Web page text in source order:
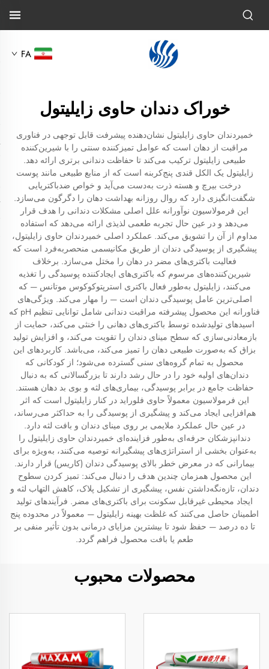
FA
خوراک دندان حاوی زایلیتول
خمیردندان حاوی زایلیتول نشان‌دهنده پیشرفت قابل توجهی در فناوری
مراقبت از دهان است که عوامل تمیزکننده سنتی را با شیرین‌کننده
طبیعی زایلیتول ترکیب می‌کند تا حفاظت دندانی برتری ارائه دهد.
زایلیتول یک الکل قندی پنج‌کربنه است که از منابع طبیعی مانند پوست
درخت بیرچ و هسته ذرت به‌دست می‌آید و خواص ضدباکتریایی
شگفت‌انگیزی دارد که روال روزانه بهداشت دهان را دگرگون می‌سازد.
این فرمولاسیون نوآورانه علل اصلی مشکلات دندانی را هدف قرار
می‌دهد و در عین حال تجربه طعمی لذیذی ارائه می‌دهد که استفاده
مداوم از آن را تشویق می‌کند. عملکرد اصلی خمیردندان حاوی زایلیتول،
پیشگیری از پوسیدگی دندان از طریق مکانیسمی منحصربه‌فرد است که
فعالیت باکتری‌های مضر در دهان را مختل می‌سازد. برخلاف
شیرین‌کننده‌های مرسوم که باکتری‌های ایجادکننده پوسیدگی را تغذیه
می‌کنند، زایلیتول به‌طور فعال باکتری استرپتوکوکوس موتانس — که
اصلی‌ترین عامل پوسیدگی دندان است — را مهار می‌کند. ویژگی‌های
فناورانه این محصول پیشرفته مراقبت دندانی شامل توانایی تنظیم pH که
اسیدهای تولیدشده توسط باکتری‌های دهانی را خنثی می‌کند، حمایت از
بازمعادنی‌سازی که سطح مینای دندان را تقویت می‌کند، و افزایش تولید
بزاق که به‌صورت طبیعی دهان را تمیز می‌کند، می‌باشد. کاربردهای این
محصول به تمام گروه‌های سنی گسترده می‌شود؛ از کودکانی که
دندان‌های اولیه خود را در حال رشد دارند تا بزرگسالانی که به دنبال
حفاظت جامع در برابر پوسیدگی، بیماری‌های لثه و بوی بد دهان هستند.
این فرمولاسیون معمولاً حاوی فلوراید در کنار زایلیتول است که اثر
هم‌افزایی ایجاد می‌کند و پیشگیری از پوسیدگی را به حداکثر می‌رساند،
در عین حال عملکرد ملایمی بر روی مینای دندان و بافت لثه دارد.
دندانپزشکان حرفه‌ای به‌طور فزاینده‌ای خمیردندان حاوی زایلیتول را
به‌عنوان بخشی از استراتژی‌های پیشگیرانه توصیه می‌کنند، به‌ویژه برای
بیمارانی که در معرض خطر بالای پوسیدگی دندان (کاریس) قرار دارند.
این محصول همزمان چندین هدف را دنبال می‌کند: تمیز کردن سطوح
دندان، تازه‌نگه‌داشتن نفس، پیشگیری از تشکیل پلاک، کاهش التهاب لثه و
ایجاد محیطی غیرقابل سکونت برای باکتری‌های مضر. فرآیندهای تولید
اطمینان حاصل می‌کنند که غلظت بهینه زایلیتول — معمولاً در محدوده پنج
تا ده درصد — حفظ شود تا بیشترین مزایای درمانی بدون تأثیر منفی بر
طعم یا بافت محصول فراهم گردد.
محصولات محبوب